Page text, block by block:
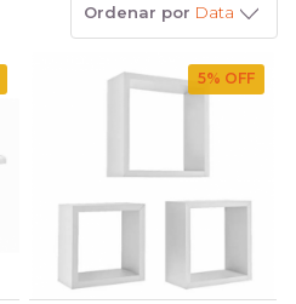
Ordenar por Data
5% OFF